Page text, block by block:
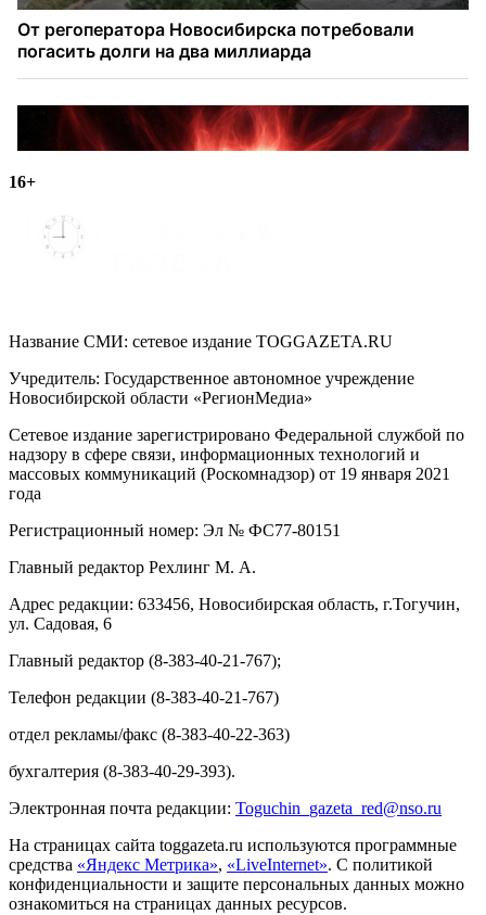
16+
Название СМИ: cетевое издание TOGGAZETA.RU
Учредитель: Государственное автономное учреждение
Новосибирской области «РегионМедиа»
Сетевое издание зарегистрировано Федеральной службой по
надзору в сфере связи, информационных технологий и
массовых коммуникаций (Роскомнадзор) от 19 января 2021
года
Регистрационный номер: Эл № ФС77-80151
Главный редактор Рехлинг М. А.
Адрес редакции: 633456, Новосибирская область, г.Тогучин,
ул. Садовая, 6
Главный редактор (8-383-40-21-767);
Телефон редакции (8-383-40-21-767)
отдел рекламы/факс (8-383-40-22-363)
бухгалтерия (8-383-40-29-393).
Электронная почта редакции: Toguchin gazeta red@nso.ru
На страницах сайта toggazeta.ru используются программные
средства «Яндекс Метрика», «LiveInternet». С политикой
конфиденциальности и защите персональных данных можно
ознакомиться на страницах данных ресурсов.